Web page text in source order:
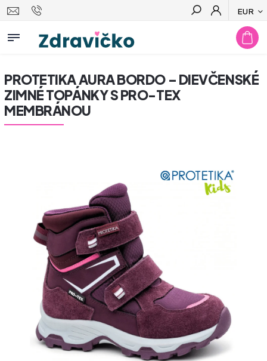
EUR
Hľadať
PROTETIKA AURA BORDO – DIEVČENSKÉ
ZIMNÉ TOPÁNKY S PRO-TEX
MEMBRÁNOU